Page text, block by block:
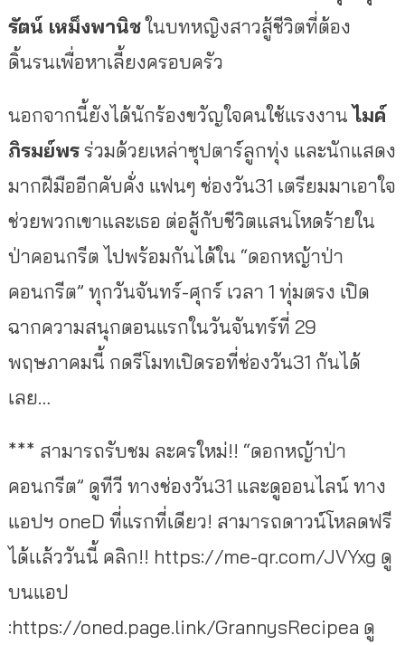
รัตน์ เหม็งพานิชในบทหญิงสาวสู้ชีวิตที่ต้อง
ดิ้นรนเพื่อหาเลี้ยงครอบครัว
นอกจากนี้ยังได้นักร้องขวัญใจคนใช้แรงงาน ไมค์
ภิรมย์พรร่วมด้วยเหล่าซุปตาร์ลูกทุ่ง และนักแสดง
มากฝีมืออีกคับคั่ง แฟนๆ ช่องวัน31 เตรียมมาเอาใจ
ช่วยพวกเขาและเธอ ต่อสู้กับชีวิตแสนโหดร้ายใน
ป่าคอนกรีต ไปพร้อมกันได้ใน “ดอกหญ้าป่า
คอนกรีต” ทุกวันจันทร์-ศุกร์ เวลา 1 ทุ่มตรง เปิด
ฉากความสนุกตอนแรกในวันจันทร์ที่ 29
พฤษภาคมนี้ กดรีโมทเปิดรอที่ช่องวัน31 กันได้
เลย…
*** สามารถรับชม ละครใหม่!! “ดอกหญ้าป่า
คอนกรีต” ดูทีวี ทางช่องวัน31 และดูออนไลน์ ทาง
แอปฯ oneD ที่แรกที่เดียว! สามารถดาวน์โหลดฟรี
ได้เเล้ววันนี้ คลิก!! https://me-qr.com/JVYxg ดู
บนแอป
:https://oned.page.link/GrannysRecipea ดู